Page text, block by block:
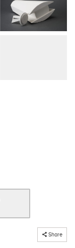
Share
コピーしました